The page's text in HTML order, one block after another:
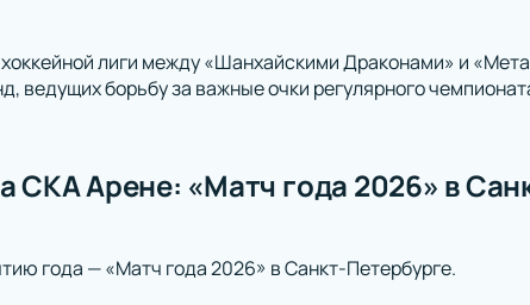
лиги между «Шанхайскими Драконами» и
ведущих борьбу за важные очки регулярного
СКА Арене: «Матч года 2026» в
года — «Матч года 2026» в Санкт-Петербурге.